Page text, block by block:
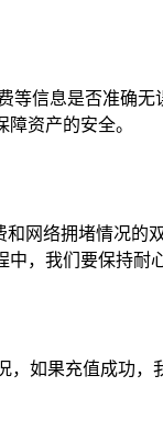
信息是否准确
资产的安全。
网络拥堵情况
，我们要保持耐
如果充值成功